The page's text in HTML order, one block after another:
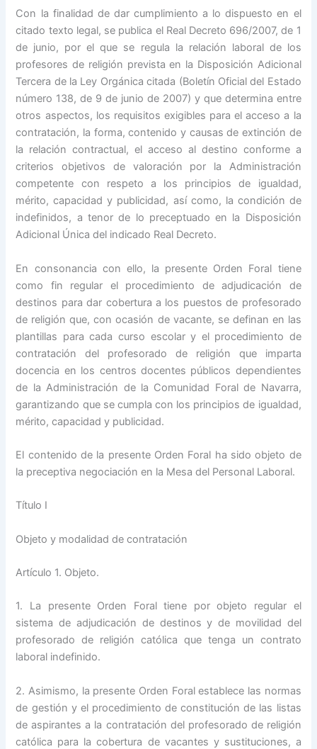
Con la finalidad de dar cumplimiento a lo dispuesto en el
citado texto legal, se publica el Real Decreto 696/2007, de 1
de junio, por el que se regula la relación laboral de los
profesores de religión prevista en la Disposición Adicional
Tercera de la Ley Orgánica citada (Boletín Oficial del Estado
número 138, de 9 de junio de 2007) y que determina entre
otros aspectos, los requisitos exigibles para el acceso a la
contratación, la forma, contenido y causas de extinción de
la relación contractual, el acceso al destino conforme a
criterios objetivos de valoración por la Administración
competente con respeto a los principios de igualdad,
mérito, capacidad y publicidad, así como, la condición de
indefinidos, a tenor de lo preceptuado en la Disposición
Adicional Única del indicado Real Decreto.
En consonancia con ello, la presente Orden Foral tiene
como fin regular el procedimiento de adjudicación de
destinos para dar cobertura a los puestos de profesorado
de religión que, con ocasión de vacante, se definan en las
plantillas para cada curso escolar y el procedimiento de
contratación del profesorado de religión que imparta
docencia en los centros docentes públicos dependientes
de la Administración de la Comunidad Foral de Navarra,
garantizando que se cumpla con los principios de igualdad,
mérito, capacidad y publicidad.
El contenido de la presente Orden Foral ha sido objeto de
la preceptiva negociación en la Mesa del Personal Laboral.
Título I
Objeto y modalidad de contratación
Artículo 1. Objeto.
1. La presente Orden Foral tiene por objeto regular el
sistema de adjudicación de destinos y de movilidad del
profesorado de religión católica que tenga un contrato
laboral indefinido.
2. Asimismo, la presente Orden Foral establece las normas
de gestión y el procedimiento de constitución de las listas
de aspirantes a la contratación del profesorado de religión
católica para la cobertura de vacantes y sustituciones, a